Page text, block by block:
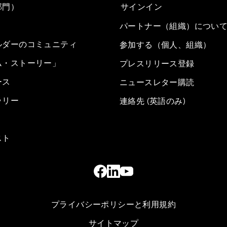
）
ーのコミュニティ
ストーリー」
リー
サインイン
パートナー（組織）につい
参加する（個人、組織）
プレスリリース登録
ニュースレター購読
連絡先 (英語のみ)
プライバシーポリシーと利用規約
サイトマップ